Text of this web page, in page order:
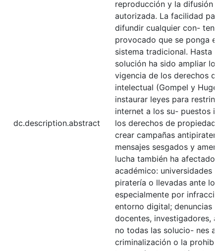
dc.description.abstract
reproducción y la difusión
autorizada. La facilidad
difundir cualquier con-
provocado que se ponga
sistema tradicional. Hasta
solución ha sido ampliar
vigencia de los derechos
intelectual (Gompel y
instaurar leyes para
internet a los su- puestos
los derechos de propiedad
crear campañas
mensajes sesgados y
lucha también ha afectado
académico: universidades
piratería o llevadas ante los
especialmente por
entorno digital; denuncias
docentes, investigadores,
no todas las solucio- nes
criminalización o la